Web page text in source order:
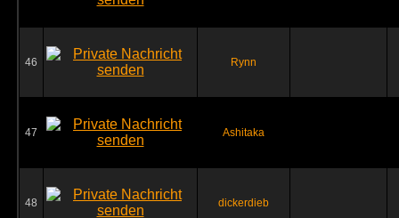
46 Rynn
47 Ashitaka
48 dickerdieb